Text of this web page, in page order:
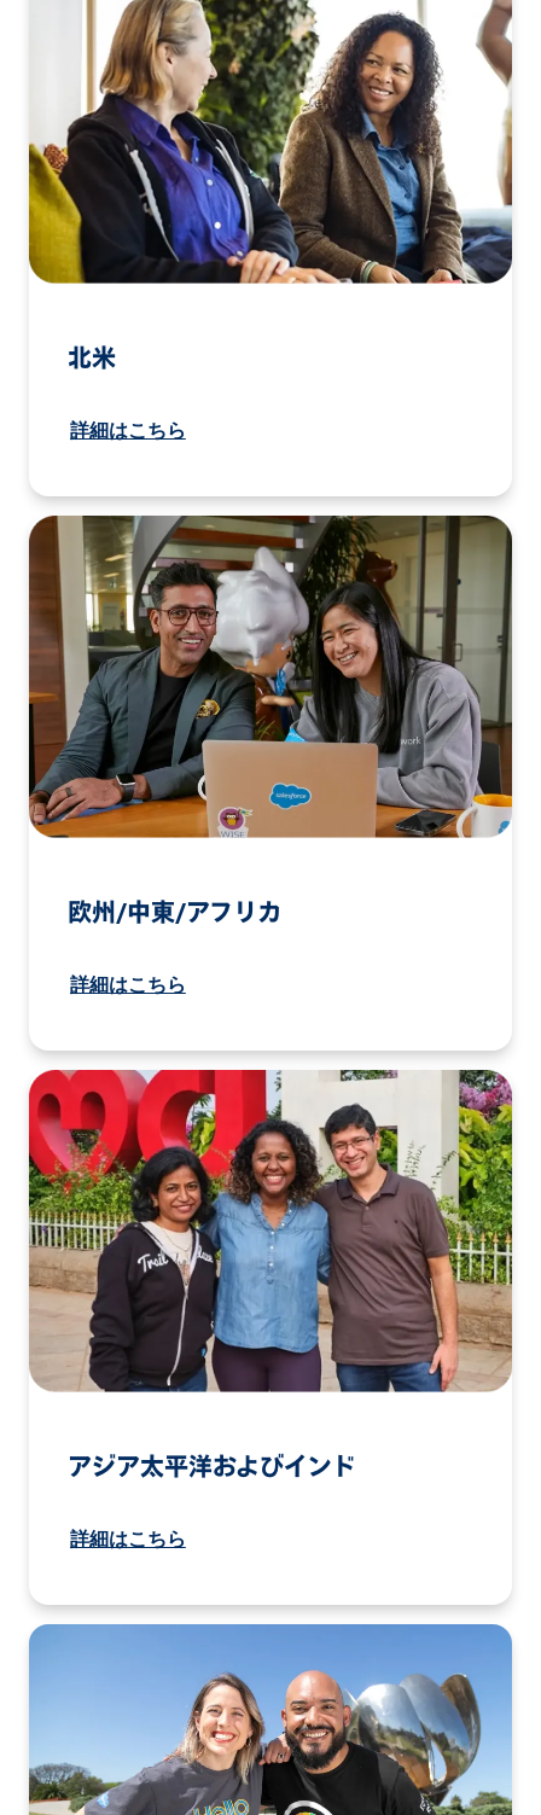
北米
詳細はこちら
欧州/中東/アフリカ
詳細はこちら
アジア太平洋およびインド
詳細はこちら